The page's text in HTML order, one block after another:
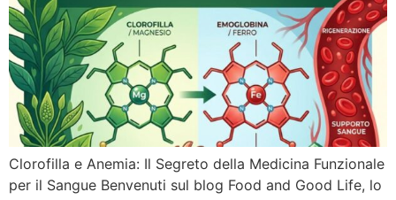
Clorofilla e Anemia: Il Segreto della Medicina Funzionale
per il Sangue Benvenuti sul blog Food and Good Life, lo